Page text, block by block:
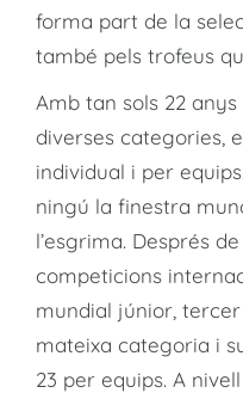
forma part de la
també pels trofeus
Amb tan sols 22 anys
diverses categories,
individual i per
ningú la finestra
l’esgrima. Després
competicions
mundial júnior, tercer
mateixa categoria i
23 per equips. A